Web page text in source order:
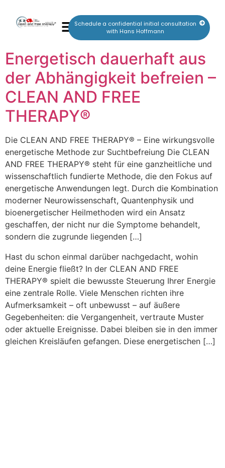
Schedule a confidential initial consultation
with Hans Hoffmann
Energetisch dauerhaft aus
der Abhängigkeit befreien –
CLEAN AND FREE
THERAPY®
Die CLEAN AND FREE THERAPY® – Eine wirkungsvolle
energetische Methode zur Suchtbefreiung Die CLEAN
AND FREE THERAPY® steht für eine ganzheitliche und
wissenschaftlich fundierte Methode, die den Fokus auf
energetische Anwendungen legt. Durch die Kombination
moderner Neurowissenschaft, Quantenphysik und
bioenergetischer Heilmethoden wird ein Ansatz
geschaffen, der nicht nur die Symptome behandelt,
sondern die zugrunde liegenden […]
Hast du schon einmal darüber nachgedacht, wohin
deine Energie fließt? In der CLEAN AND FREE
THERAPY® spielt die bewusste Steuerung Ihrer Energie
eine zentrale Rolle. Viele Menschen richten ihre
Aufmerksamkeit – oft unbewusst – auf äußere
Gegebenheiten: die Vergangenheit, vertraute Muster
oder aktuelle Ereignisse. Dabei bleiben sie in den immer
gleichen Kreisläufen gefangen. Diese energetischen […]